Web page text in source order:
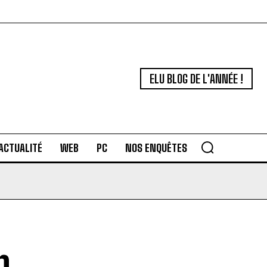
ELU BLOG DE L'ANNÉE !
WEB PC NOS ENQUÊTES